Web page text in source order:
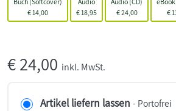
€14,00
€18,95
€24,00
€
€24,00 inkl. MwSt.
Artikel liefern lassen - Portofrei